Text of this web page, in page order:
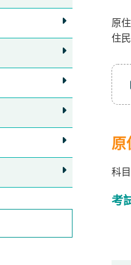
原
住
原
科
考